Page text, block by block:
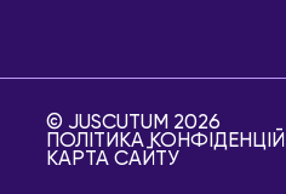
© JUSCUTUM 2026
ПОЛІТИКА
КАРТА САЙТУ